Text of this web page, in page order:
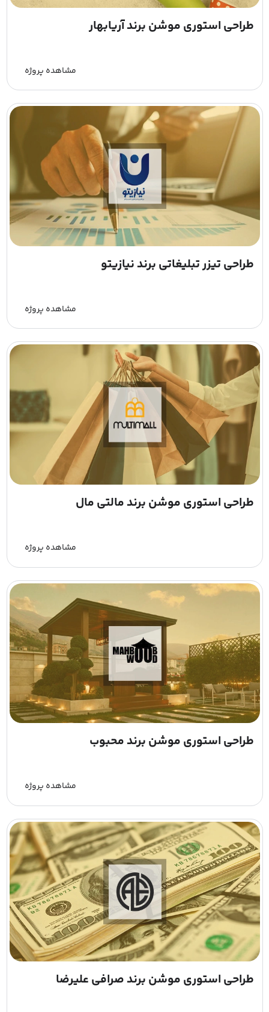
طراحی استوری موشن برند آریابهار
مشاهده پروژه
طراحی تیزر تبلیغاتی برند نیازیتو
مشاهده پروژه
طراحی استوری موشن برند مالتی مال
مشاهده پروژه
طراحی استوری موشن برند محبوب
مشاهده پروژه
طراحی استوری موشن برند صرافی علیرضا